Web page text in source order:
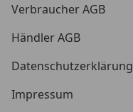
Verbraucher AGB
Händler AGB
Datenschutzerklärung
Impressum